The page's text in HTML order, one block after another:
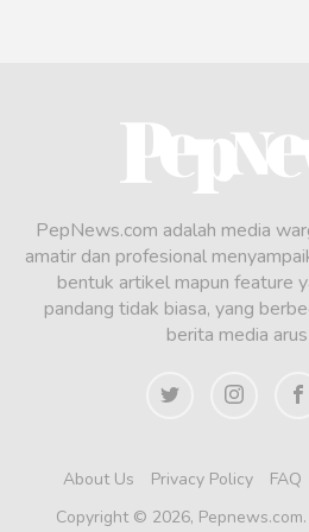
PepNews.com adalah media
amatir dan profesional
bentuk artikel mapun feature
pandang tidak biasa, yang
berita media
About Us Privacy Policy FAQ
Copyright © 2026,